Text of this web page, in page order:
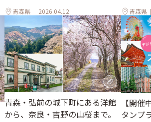
青森県 2026.04.12 青森県
青森・弘前の城下町にある洋館
から、奈良・吉野の山桜まで。
【開
タンプ